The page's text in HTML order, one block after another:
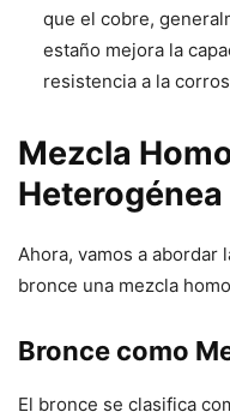
que el cobre,
estaño mejora la
resistencia a la
Mezcla
Heterogénea
Ahora, vamos a abordar
bronce una mezcla
Bronce como
El bronce se clasifica